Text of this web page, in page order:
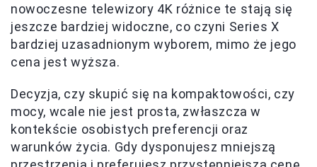
nowoczesne telewizory 4K różnice te stają się
jeszcze bardziej widoczne, co czyni Series X
bardziej uzasadnionym wyborem, mimo że jego
cena jest wyższa.
Decyzja, czy skupić się na kompaktowości, czy
mocy, wcale nie jest prosta, zwłaszcza w
kontekście osobistych preferencji oraz
warunków życia. Gdy dysponujesz mniejszą